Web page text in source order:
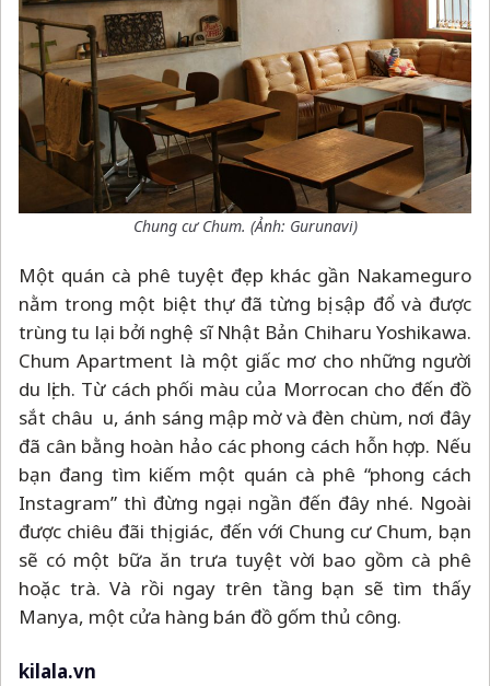
Chung cư Chum. (Ảnh: Gurunavi)
Một quán cà phê tuyệt đẹp khác gần Nakameguro
nằm trong một biệt thự đã từng bị sập đổ và được
trùng tu lại bởi nghệ sĩ Nhật Bản Chiharu Yoshikawa.
Chum Apartment là một giấc mơ cho những người
du lịch. Từ cách phối màu của Morrocan cho đến đồ
sắt châu u, ánh sáng mập mờ và đèn chùm, nơi đây
đã cân bằng hoàn hảo các phong cách hỗn hợp. Nếu
bạn đang tìm kiếm một quán cà phê “phong cách
Instagram” thì đừng ngại ngần đến đây nhé. Ngoài
được chiêu đãi thị giác, đến với Chung cư Chum, bạn
sẽ có một bữa ăn trưa tuyệt vời bao gồm cà phê
hoặc trà. Và rồi ngay trên tầng bạn sẽ tìm thấy
Manya, một cửa hàng bán đồ gốm thủ công.
kilala.vn